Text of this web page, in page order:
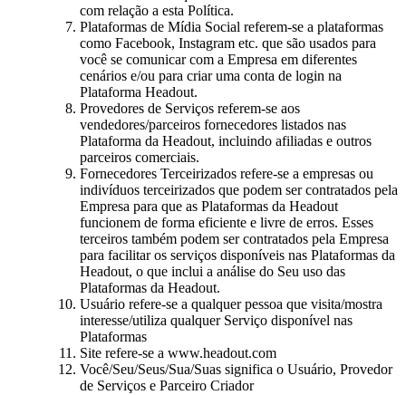
com relação a esta Política.
Plataformas de Mídia Social referem-se a plataformas
como Facebook, Instagram etc. que são usados para
você se comunicar com a Empresa em diferentes
cenários e/ou para criar uma conta de login na
Plataforma Headout.
Provedores de Serviços referem-se aos
vendedores/parceiros fornecedores listados nas
Plataforma da Headout, incluindo afiliadas e outros
parceiros comerciais.
Fornecedores Terceirizados refere-se a empresas ou
indivíduos terceirizados que podem ser contratados pela
Empresa para que as Plataformas da Headout
funcionem de forma eficiente e livre de erros. Esses
terceiros também podem ser contratados pela Empresa
para facilitar os serviços disponíveis nas Plataformas da
Headout, o que inclui a análise do Seu uso das
Plataformas da Headout.
Usuário refere-se a qualquer pessoa que visita/mostra
interesse/utiliza qualquer Serviço disponível nas
Plataformas
Site refere-se a www.headout.com
Você/Seu/Seus/Sua/Suas significa o Usuário, Provedor
de Serviços e Parceiro Criador